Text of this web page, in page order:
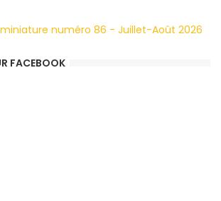
numéro 86 - Juillet-Août 2026
FACEBOOK